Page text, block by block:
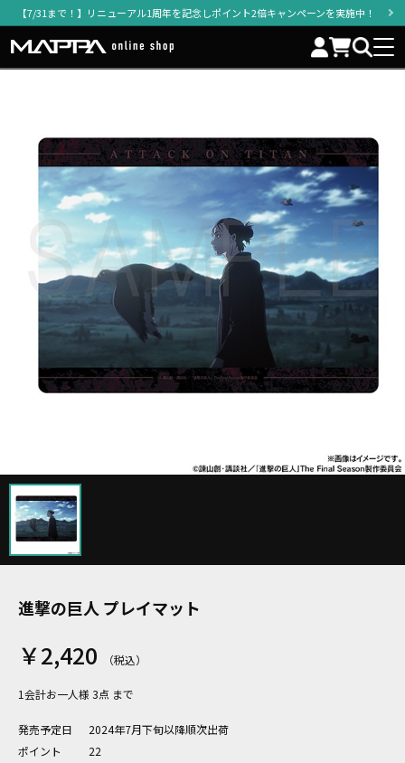
【7/31まで！】リニューアル1周年を記念しポイント2倍キャンペーンを実施中！
進撃の巨人 プレイマット
￥2,420
1会計お一人様 3点 まで
発売予定日
2024年7月下旬以降順次出荷
ポイント
22